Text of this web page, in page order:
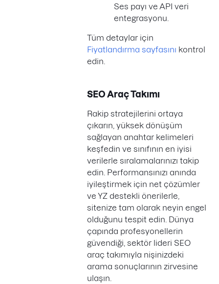
Ses payı ve API veri
entegrasyonu.
Tüm detaylar için
Fiyatlandırma sayfasını kontrol
edin.
SEO Araç Takımı
Rakip stratejilerini ortaya
çıkarın, yüksek dönüşüm
sağlayan anahtar kelimeleri
keşfedin ve sınıfının en iyisi
verilerle sıralamalarınızı takip
edin. Performansınızı anında
iyileştirmek için net çözümler
ve YZ destekli önerilerle,
sitenize tam olarak neyin engel
olduğunu tespit edin. Dünya
çapında profesyonellerin
güvendiği, sektör lideri SEO
araç takımıyla nişinizdeki
arama sonuçlarının zirvesine
ulaşın.